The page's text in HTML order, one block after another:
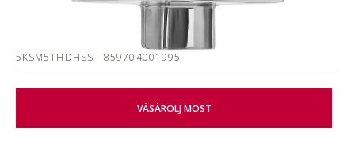
5KSM5THDHSS - 859704001995
VÁSÁROLJ MOST